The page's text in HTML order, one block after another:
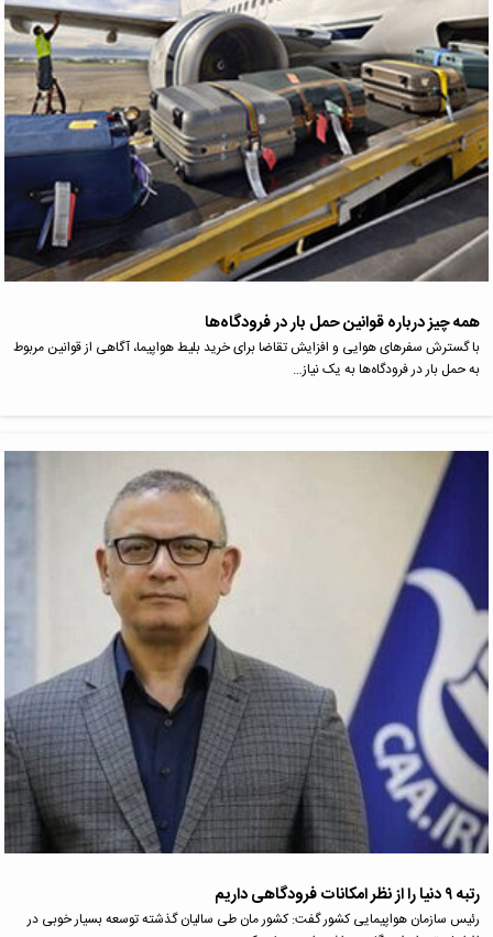
همه چیز درباره قوانین حمل بار در فرودگاه‌ها
با گسترش سفرهای هوایی و افزایش تقاضا برای خرید بلیط هواپیما، آگاهی از قوانین مربوط
به حمل بار در فرودگاه‌ها به یک نیاز…
رتبه ۹ دنیا را از نظر امکانات فرودگاهی داریم
رئیس سازمان هواپیمایی کشور گفت: کشور مان طی سالیان گذشته توسعه بسیار خوبی در